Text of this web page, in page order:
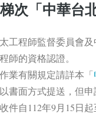
次「中華台
工程師監督委員會
師的資格認證。
業有關規定請詳本「
書面方式提送，但
件自112年9月15日